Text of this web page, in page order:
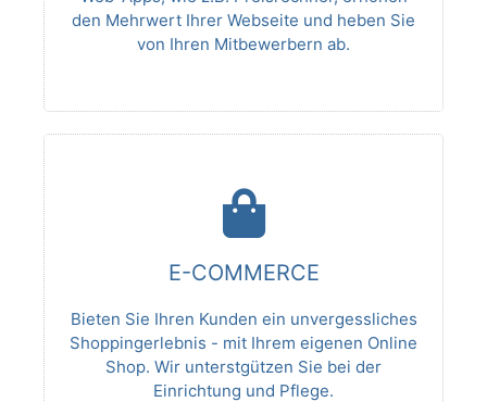
den Mehrwert Ihrer Webseite und heben Sie
von Ihren Mitbewerbern ab.
E-COMMERCE
Bieten Sie Ihren Kunden ein unvergessliches
Shoppingerlebnis - mit Ihrem eigenen Online
Shop. Wir unterstgützen Sie bei der
Einrichtung und Pflege.